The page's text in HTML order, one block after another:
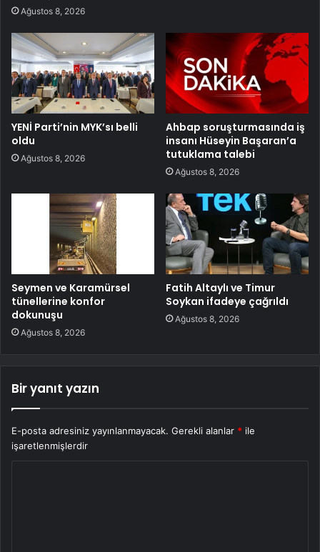
Ağustos 8, 2026
YENİ Parti’nin MYK’sı belli
oldu
Ağustos 8, 2026
Ahbap soruşturmasında iş
insanı Hüseyin Başaran’a
tutuklama talebi
Ağustos 8, 2026
Seymen ve Karamürsel
tünellerine konfor
dokunuşu
Ağustos 8, 2026
Fatih Altaylı ve Timur
Soykan ifadeye çağrıldı
Ağustos 8, 2026
Bir yanıt yazın
E-posta adresiniz yayınlanmayacak. Gerekli alanlar * ile
işaretlenmişlerdir